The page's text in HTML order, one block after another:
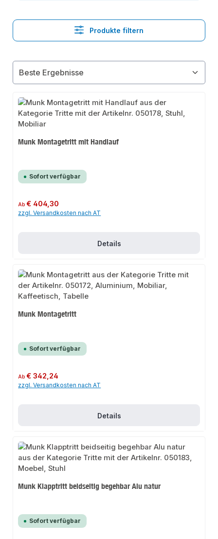
Produkte filtern
Munk Montagetritt mit Handlauf
Sofort verfügbar
Regulärer Preis:
Ab€ 404,30
zzgl. Versandkosten nach AT
Details
Munk Montagetritt
Sofort verfügbar
Regulärer Preis:
Ab€ 342,24
zzgl. Versandkosten nach AT
Details
Munk Klapptritt beidseitig begehbar Alu natur
Sofort verfügbar